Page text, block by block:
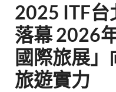
2025 ITF台
落幕 2026
國際旅展
旅遊實力